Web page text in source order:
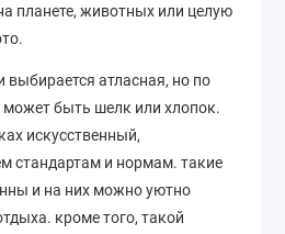
планете, животных или целую
выбирается атласная, но по
быть шелк или хлопок.
искусственный,
стандартам и нормам. такие
и на них можно уютно
кроме того, такой